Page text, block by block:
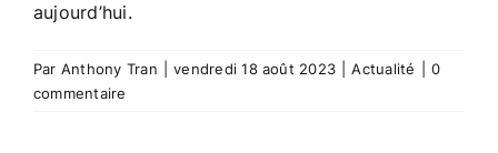
aujourd’hui.
Par Anthony Tran vendredi 18 août 2023 Actualité
0
commentaire